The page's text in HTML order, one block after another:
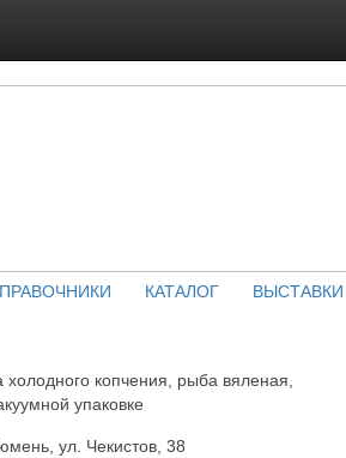
КАТАЛОГ ВЫСТАВКИ
копчения, рыба вяленая,
упаковке
ул. Чекистов, 38